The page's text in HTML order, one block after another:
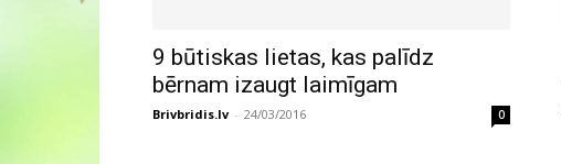
9 būtiskas lietas, kas palīdz
bērnam izaugt laimīgam
Brivbridis.lv - 24/03/2016 0